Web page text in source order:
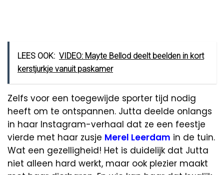
LEES OOK: VIDEO: Mayte Bellod deelt beelden in kort
kerstjurkje vanuit paskamer
Zelfs voor een toegewijde sporter tijd nodig
heeft om te ontspannen. Jutta deelde onlangs
in haar Instagram-verhaal dat ze een feestje
vierde met haar zusje Merel Leerdam in de tuin.
Wat een gezelligheid! Het is duidelijk dat Jutta
niet alleen hard werkt, maar ook plezier maakt